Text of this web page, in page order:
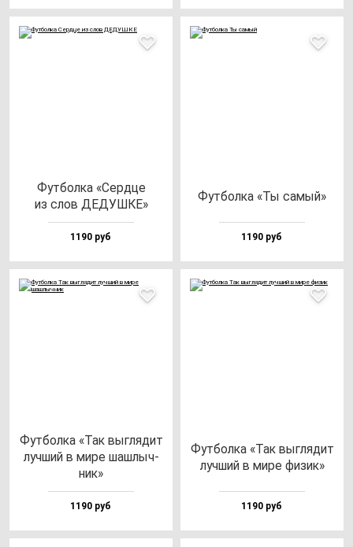
Фут­бол­ка «Сер­дце
из слов ДЕДУШКЕ»
1190 руб
Фут­бол­ка «Ты са­мый»
1190 руб
Фут­бол­ка «Так выг­ля­дит
луч­ший в ми­ре шаш­лыч­
ник»
1190 руб
Фут­бол­ка «Так выг­ля­дит
луч­ший в ми­ре фи­зик»
1190 руб